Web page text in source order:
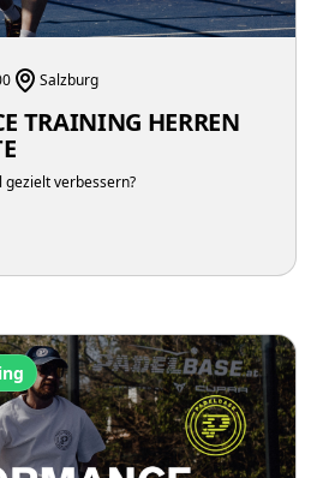
Salzburg
TRAINING HERREN
gezielt verbessern?